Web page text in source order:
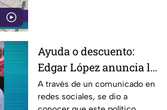
Ayuda o descuento:
Edgar López anuncia la
nueva estrategia para
ayudar algunas
A través de un comunicado en
redes sociales, se dio a